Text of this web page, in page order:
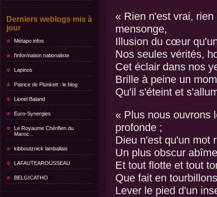
Derniers weblogs mis à
jour
Métapo infos
l'information nationaliste
Lapinos
Patrice de Plunkett : le blog
Lionel Baland
Euro-Synergies
Le Royaume Chérifien du
Maroc...
kibboutznick lamballais
LAFAUTEAROUSSEAU
BELGICATHO
« Rien n'est vrai,
mensonge,
Illusion du cœur
Nos seules vérités,
Cet éclair dans nos
Brille à peine un
Qu'il s'éteint et
« Plus nous ouvrons
profonde ;
Dieu n'est qu'un mot
Un plus obscur
Et tout flotte et tout
Que fait en
Lever le pied d'un